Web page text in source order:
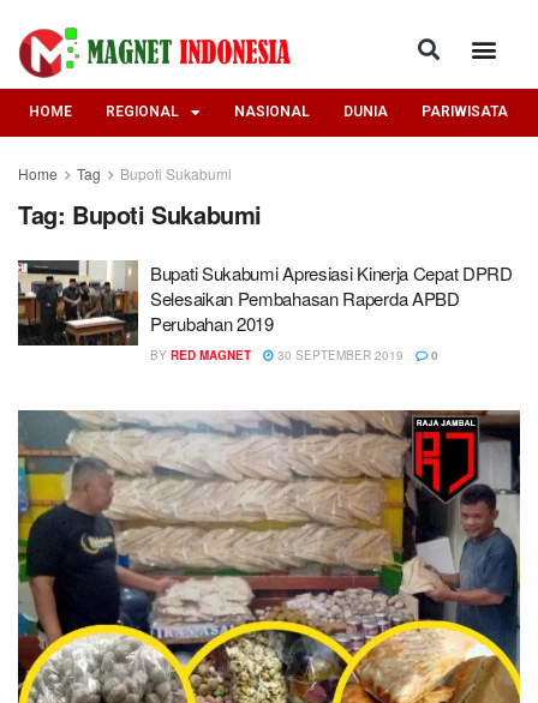
HOME REGIONAL NASIONAL DUNIA PARIWISATA
Home Tag Bupoti Sukabumi
Tag: Bupoti Sukabumi
Bupati Sukabumi Apresiasi Kinerja Cepat DPRD
Selesaikan Pembahasan Raperda APBD
Perubahan 2019
BY RED MAGNET 30 SEPTEMBER 2019 0